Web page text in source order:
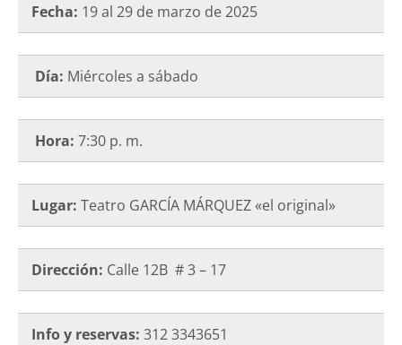
Fecha: 19 al 29 de marzo de 2025
Día: Miércoles a sábado
Hora: 7:30 p. m.
Lugar: Teatro GARCÍA MÁRQUEZ «el original»
Dirección: Calle 12B # 3 – 17
Info y reservas: 312 3343651